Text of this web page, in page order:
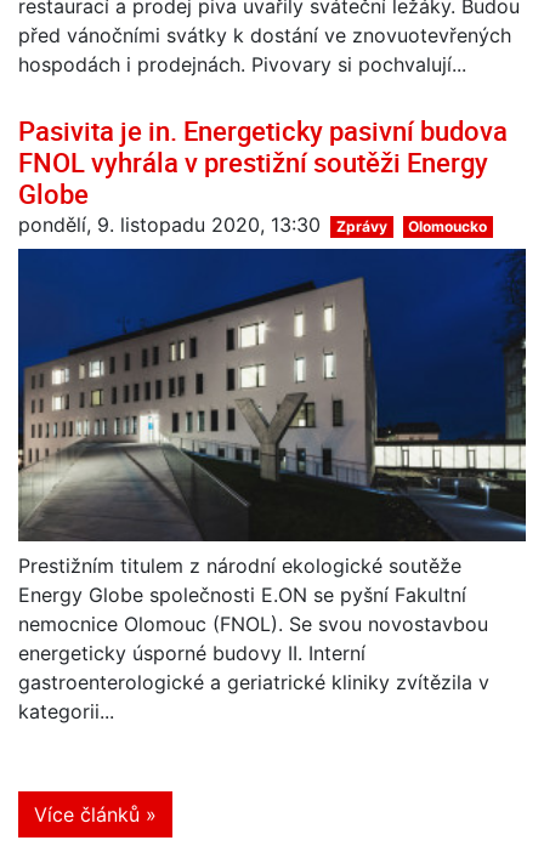
restaurací a prodej piva uvařily sváteční ležáky. Budou
před vánočními svátky k dostání ve znovuotevřených
hospodách i prodejnách. Pivovary si pochvalují...
Pasivita je in. Energeticky pasivní budova
FNOL vyhrála v prestižní soutěži Energy
Globe
pondělí, 9. listopadu 2020, 13:30 Zprávy Olomoucko
Prestižním titulem z národní ekologické soutěže
Energy Globe společnosti E.ON se pyšní Fakultní
nemocnice Olomouc (FNOL). Se svou novostavbou
energeticky úsporné budovy II. Interní
gastroenterologické a geriatrické kliniky zvítězila v
kategorii...
Více článků »